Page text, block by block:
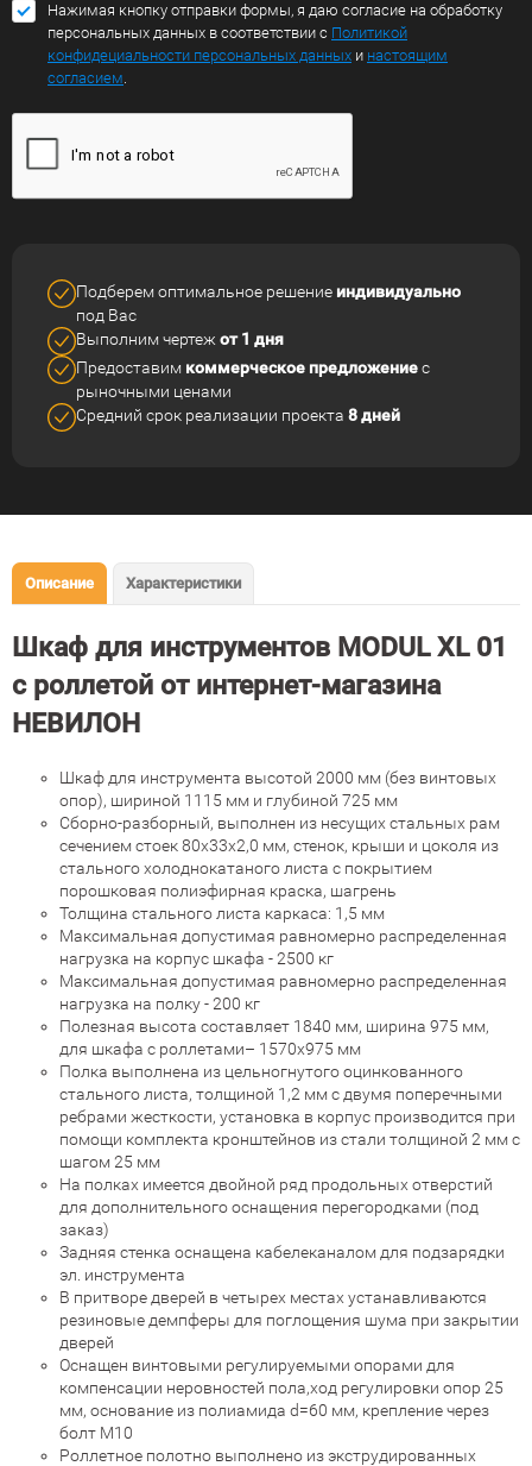
Нажимая кнопку отправки формы, я даю согласие на обработку
персональных данных в соответствии с Политикой
конфидециальности персональных данных и настоящим
согласием.
Подберем оптимальное решение индивидуально
под Вас
Выполним чертеж от 1 дня
Предоставим коммерческое предложениес
рыночными ценами
Средний срок реализации проекта 8 дней
Описание Характеристики
Шкаф для инструментов MODUL XL 01
с роллетой от интернет-магазина
НЕВИЛОН
Шкаф для инструмента высотой 2000 мм (без винтовых
опор), шириной 1115 мм и глубиной 725 мм
Сборно-разборный, выполнен из несущих стальных рам
сечением стоек 80х33х2,0 мм, стенок, крыши и цоколя из
стального холоднокатаного листа с покрытием
порошковая полиэфирная краска, шагрень
Толщина стального листа каркаса: 1,5 мм
Максимальная допустимая равномерно распределенная
нагрузка на корпус шкафа - 2500 кг
Максимальная допустимая равномерно распределенная
нагрузка на полку - 200 кг
Полезная высота составляет 1840 мм, ширина 975 мм,
для шкафа с роллетами– 1570х975 мм
Полка выполнена из цельногнутого оцинкованного
стального листа, толщиной 1,2 мм с двумя поперечными
ребрами жесткости, установка в корпус производится при
помощи комплекта кронштейнов из стали толщиной 2 мм с
шагом 25 мм
На полках имеется двойной ряд продольных отверстий
для дополнительного оснащения перегородками (под
заказ)
Задняя стенка оснащена кабелеканалом для подзарядки
эл. инструмента
В притворе дверей в четырех местах устанавливаются
резиновые демпферы для поглощения шума при закрытии
дверей
Оснащен винтовыми регулируемыми опорами для
компенсации неровностей пола,ход регулировки опор 25
мм, основание из полиамида d=60 мм, крепление через
болт М10
Роллетное полотно выполнено из экструдированных